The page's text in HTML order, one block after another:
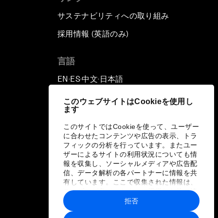
このウェブサイトはCookieを使用し
ます
このサイトではCookieを使って、ユーザー
に合わせたコンテンツや広告の表示、トラ
フィックの分析を行っています。またユー
ザーによるサイトの利用状況についても情
報を収集し、ソーシャルメディアや広告配
信、データ解析の各パートナーに情報を共
有しています。ここで収集された情報は、
ユーザーが各パートナーに提供した他の情
報や各パートナーのサービスを使用した際
に収集された情報と組み合わされ、各パー
拒否
サステナビリティへの取り組み
採用情報 (英語のみ)
言語
EN ▪ ES▪中文▪ 日本語